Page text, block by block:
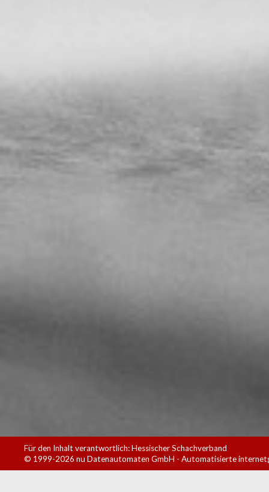
Für den Inhalt verantwortlich: Hessischer Schachverband
© 1999-2026 nu Datenautomaten GmbH - Automatisierte